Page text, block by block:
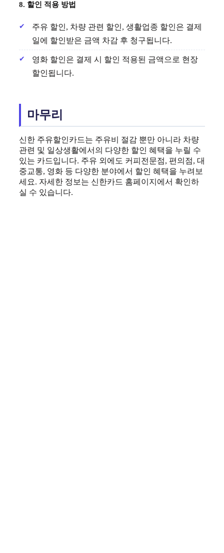
8. 할인 적용 방법
주유 할인, 차량 관련 할인, 생활업종 할인은 결제
일에 할인받은 금액 차감 후 청구됩니다.
영화 할인은 결제 시 할인 적용된 금액으로 현장
할인됩니다.
마무리
신한 주유할인카드는 주유비 절감 뿐만 아니라 차량
관련 및 일상생활에서의 다양한 할인 혜택을 누릴 수
있는 카드입니다. 주유 외에도 커피전문점, 편의점, 대
중교통, 영화 등 다양한 분야에서 할인 혜택을 누려보
세요. 자세한 정보는 신한카드 홈페이지에서 확인하
실 수 있습니다.